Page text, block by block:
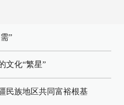
”
文化“繁星”
民族地区共同富裕根基